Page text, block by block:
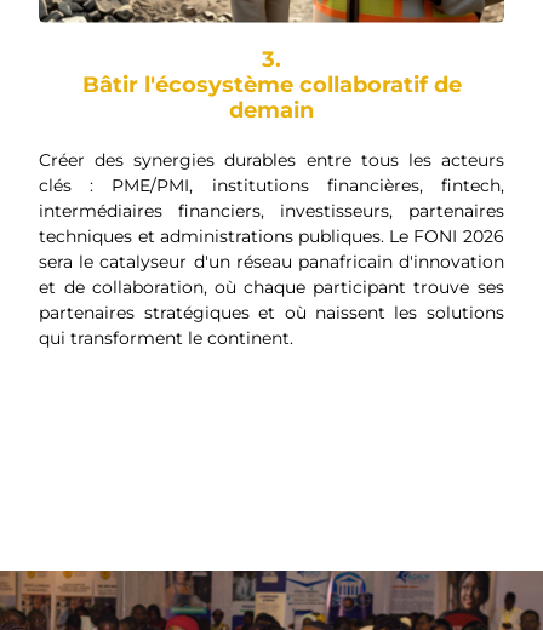
3.
Bâtir l'écosystème collaboratif de
demain
Créer des synergies durables entre tous les acteurs
clés : PME/PMI, institutions financières, fintech,
intermédiaires financiers, investisseurs, partenaires
techniques et administrations publiques. Le FONI 2026
sera le catalyseur d'un réseau panafricain d'innovation
et de collaboration, où chaque participant trouve ses
partenaires stratégiques et où naissent les solutions
qui transforment le continent.